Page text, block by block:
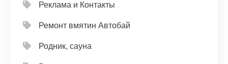
Реклама и Контакты
Ремонт вмятин Автобай
Родник, сауна